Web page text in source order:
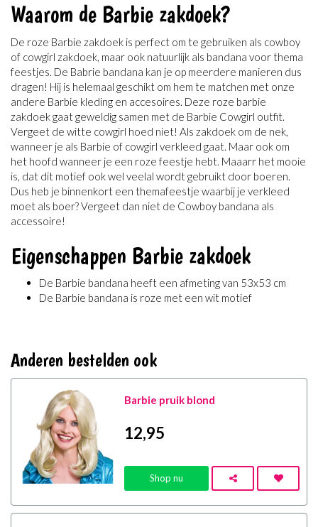
Waarom de Barbie zakdoek?
De roze Barbie zakdoek is perfect om te gebruiken als cowboy
of cowgirl zakdoek, maar ook natuurlijk als bandana voor thema
feestjes. De Babrie bandana kan je op meerdere manieren dus
dragen! Hij is helemaal geschikt om hem te matchen met onze
andere Barbie kleding en accesoires. Deze roze barbie
zakdoek gaat geweldig samen met de Barbie Cowgirl outfit.
Vergeet de witte cowgirl hoed niet! Als zakdoek om de nek,
wanneer je als Barbie of cowgirl verkleed gaat. Maar ook om
het hoofd wanneer je een roze feestje hebt. Maaarr het mooie
is, dat dit motief ook wel veelal wordt gebruikt door boeren.
Dus heb je binnenkort een themafeestje waarbij je verkleed
moet als boer? Vergeet dan niet de Cowboy bandana als
accessoire!
Eigenschappen Barbie zakdoek
De Barbie bandana heeft een afmeting van 53x53 cm
De Barbie bandana is roze met een wit motief
Anderen bestelden ook
Barbie pruik blond
12,95
Shop nu